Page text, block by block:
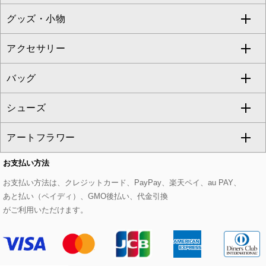
カラー・サイズを選択してカートに入れる
al'aise modulation
GEORGES RECH
GIANNI LO GIUDICE
CHRISTIAN AUJARD
CHRISTIAN AUJARD Lサイズ
eur3
Maison de CINQ
MK MICHEL KLEIN BAG
アンサンブルセット
ベスト・ジレ
パーカー
タンクトップ・キャミソール
スウェット・ジャージー
その他のトップス
ジャンパースカート
その他のワンピース・ドレス
ガウチョ・ワイドパンツ
ハーフ・ショート丈パンツ
サロペット・オールインワン
その他のパンツ
ひざ丈スカート
ミモレ丈スカート
ショート・ミニ丈スカート
その他のスカート
テーラードジャケット
ノーカラージャケット
セットアップ
セットアップジャケット
セットアップパンツ
セットアップスカート
セットアップワンピース
すべてのコート・ブルゾン
トレンチコート
ピーコート
ダッフルコート
チェスターコート
モッズコート
ステンカラーコート
ライダースジャケット
グッズ・小物
すべてのグッズ・小物
マスク
ストール・マフラー・スヌード
ベルト・サスペンダー
帽子
ヘアアクセサリー
ハンカチ・バンダナ
アクセサリー
すべてのアクセサリー
ネックレス
ピアス・イヤリング
ブレスレット・バングル
ブローチ・コサージュ
バッグ
すべてのバッグ
トートバッグ
ショルダーバッグ
ボストンバッグ
バックパック・リュック
シューズ
すべてのシューズ
パンプス
スニーカー
フラットシューズ
アートフラワー
すべてのアートフラワー
ローズ
カサブランカ・カラー
お支払い方法
お支払い方法は、クレジットカード、PayPay、楽天ペイ、au PAY、
あと払い（ペイディ）、GMO後払い、代金引換
がご利用いただけます。